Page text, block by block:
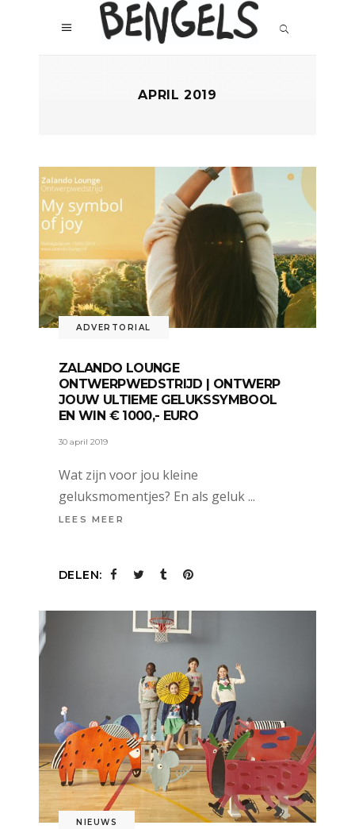
APRIL 2019
ADVERTORIAL
ZALANDO LOUNGE
ONTWERPWEDSTRIJD | ONTWERP
JOUW ULTIEME GELUKSSYMBOOL
EN WIN € 1000,- EURO
30 april 2019
Wat zijn voor jou kleine
geluksmomentjes? En als geluk
LEES MEER
DELEN:
NIEUWS